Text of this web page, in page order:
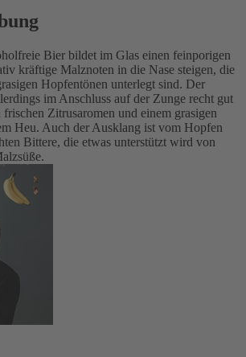
Bier bildet im Glas einen feinporigen
kräftige Malznoten in die Nase steigen, die
Hopfentönen unterlegt sind. Der
im Anschluss auf der Zunge recht gut
Zitrusaromen und einem grasigen
Heu. Auch der Ausklang ist vom Hopfen
Bittere, die etwas unterstützt wird von